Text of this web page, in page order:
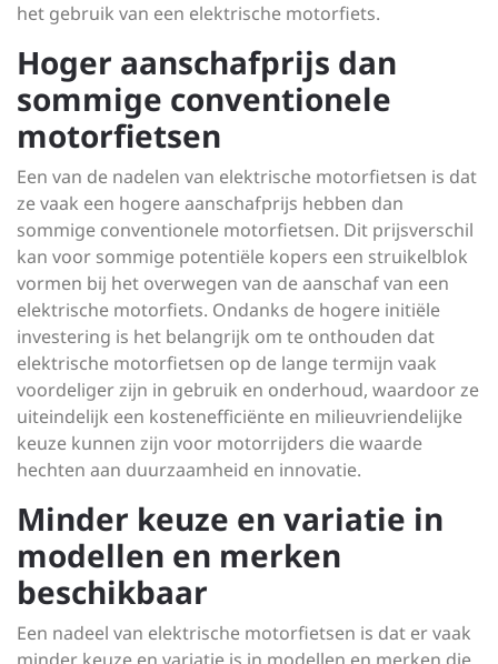
het gebruik van een elektrische motorfiets.
Hoger aanschafprijs dan
sommige conventionele
motorfietsen
Een van de nadelen van elektrische motorfietsen is dat
ze vaak een hogere aanschafprijs hebben dan
sommige conventionele motorfietsen. Dit prijsverschil
kan voor sommige potentiële kopers een struikelblok
vormen bij het overwegen van de aanschaf van een
elektrische motorfiets. Ondanks de hogere initiële
investering is het belangrijk om te onthouden dat
elektrische motorfietsen op de lange termijn vaak
voordeliger zijn in gebruik en onderhoud, waardoor ze
uiteindelijk een kostenefficiënte en milieuvriendelijke
keuze kunnen zijn voor motorrijders die waarde
hechten aan duurzaamheid en innovatie.
Minder keuze en variatie in
modellen en merken
beschikbaar
Een nadeel van elektrische motorfietsen is dat er vaak